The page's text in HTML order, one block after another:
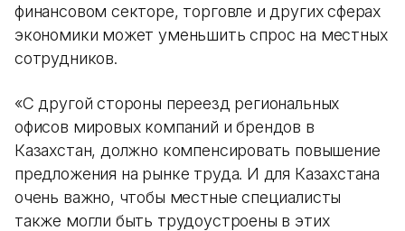
финансовом секторе, торговле и других сферах
экономики может уменьшить спрос на местных
сотрудников.
«С другой стороны переезд региональных
офисов мировых компаний и брендов в
Казахстан, должно компенсировать повышение
предложения на рынке труда. И для Казахстана
очень важно, чтобы местные специалисты
также могли быть трудоустроены в этих